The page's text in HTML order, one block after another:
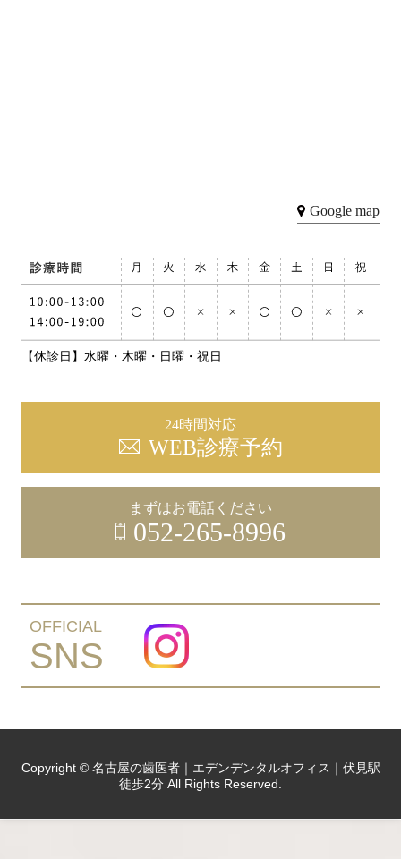
Google map
【休診日】水曜・木曜・日曜・祝日
24時間対応
WEB診療予約
まずはお電話ください
052-265-8996
OFFICIAL
SNS
Copyright © 名古屋の歯医者｜エデンデンタルオフィス｜伏見駅
徒歩2分 All Rights Reserved.